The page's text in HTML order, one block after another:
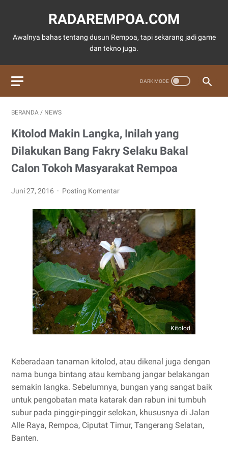
RADAREMPOA.COM
Awalnya bahas tentang dusun Rempoa, tapi sekarang jadi game
dan tekno juga.
BERANDA / NEWS
Kitolod Makin Langka, Inilah yang
Dilakukan Bang Fakry Selaku Bakal
Calon Tokoh Masyarakat Rempoa
Juni 27, 2016 Posting Komentar
Kitolod
Keberadaan tanaman kitolod, atau dikenal juga dengan
nama bunga bintang atau kembang jangar belakangan
semakin langka. Sebelumnya, bungan yang sangat baik
untuk pengobatan mata katarak dan rabun ini tumbuh
subur pada pinggir-pinggir selokan, khususnya di Jalan
Alle Raya, Rempoa, Ciputat Timur, Tangerang Selatan,
Banten.